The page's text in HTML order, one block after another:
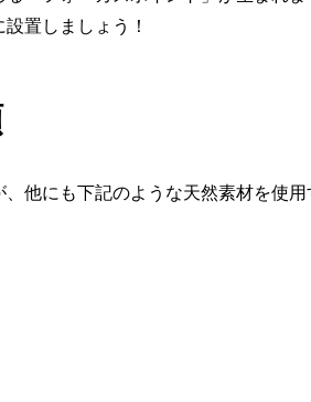
置しましょう！
他にも下記のような天然素材を使